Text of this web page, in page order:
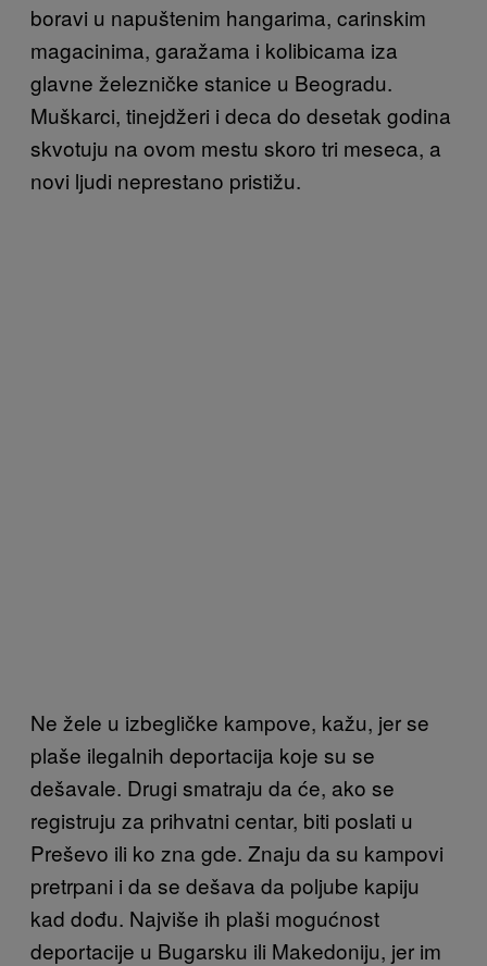
boravi u napuštenim hangarima, carinskim
magacinima, garažama i kolibicama iza
glavne železničke stanice u Beogradu.
Muškarci, tinejdžeri i deca do desetak godina
skvotuju na ovom mestu skoro tri meseca, a
novi ljudi neprestano pristižu.
Ne žele u izbegličke kampove, kažu, jer se
plaše ilegalnih deportacija koje su se
dešavale. Drugi smatraju da će, ako se
registruju za prihvatni centar, biti poslati u
Preševo ili ko zna gde. Znaju da su kampovi
pretrpani i da se dešava da poljube kapiju
kad dođu. Najviše ih plaši mogućnost
deportacije u Bugarsku ili Makedoniju, jer im